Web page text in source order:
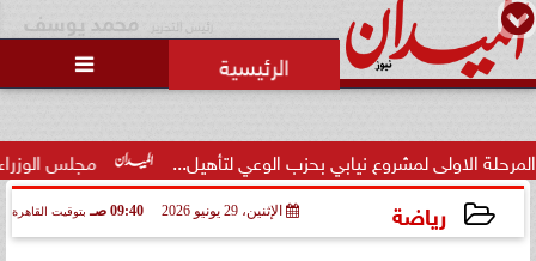
رئيس التحرير محمد يوسف

مجلس الوزراء يوافق على نيابي بحزب الوعي لتأهيل...
رياضة الإثنين، 29 يونيو 2026 09:40 صـ بتوقيت القاهرة